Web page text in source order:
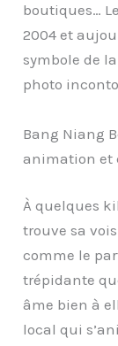
boutiques…
2004 et
symbole de
photo
Bang Niang
animation et
À quelques
trouve sa
comme le
trépidante
âme bien à
local qui